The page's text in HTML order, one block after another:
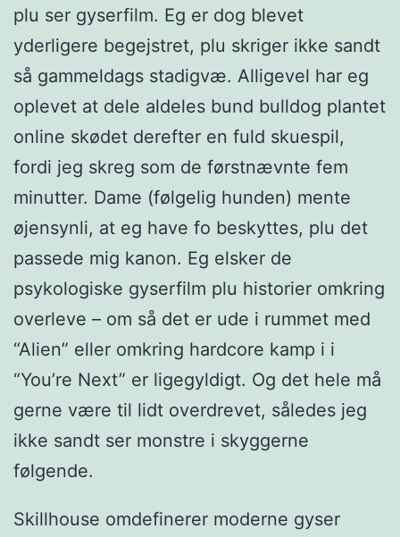
plu ser gyserfilm. Eg er dog blevet
yderligere begejstret, plu skriger ikke sandt
så gammeldags stadigvæ. Alligevel har eg
oplevet at dele aldeles bund bulldog plantet
online skødet derefter en fuld skuespil,
fordi jeg skreg som de førstnævnte fem
minutter. Dame (følgelig hunden) mente
øjensynli, at eg have fo beskyttes, plu det
passede mig kanon. Eg elsker de
psykologiske gyserfilm plu historier omkring
overleve – om så det er ude i rummet med
“Alien” eller omkring hardcore kamp i i
“You’re Next” er ligegyldigt. Og det hele må
gerne være til lidt overdrevet, således jeg
ikke sandt ser monstre i skyggerne
følgende.
Skillhouse omdefinerer moderne gyser